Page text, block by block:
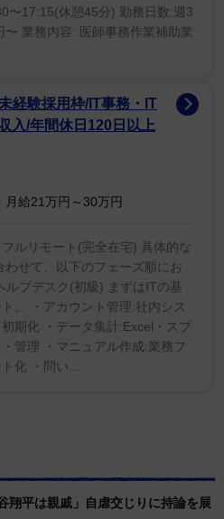
をモチーフにしたシンオウ
、攻撃型、防御型としても対
プレーしていることに対応し
次々と共通点が挙げられた。
のは大谷選手の投球スピード
マイルだと気づいたときで
アスの素早さパロメーターは
。あとは主人公オーラです
けでは済ませないくらい、お
いてることです」と魅力を語
万超のリツイート、19.4
と大谷翔平選手の偉大さを感
狂を呼んでるからなんだなぁ
ろんなツイートを眺めてて批
言ってくださる方が本当に多
〜17:15(休憩45分) 勤務日数:週3
〜 業務内容: 医師事務作業補助業
経験採用枠/IT事務・IT
入/年間休日120日以上
月給21万円～30万円
フルリモート(完全在宅) 具体的な
せて、以下のフェーズ順にお
ルプデスク(初級) まずはITの基
。 ・アカウント管理:社内シス
期化 ・データ集計:Excel・スプ
管理 ・マニュアル作成:業務フ
化 ・問い...
翔平は親戚」自虐交じりに持論を展